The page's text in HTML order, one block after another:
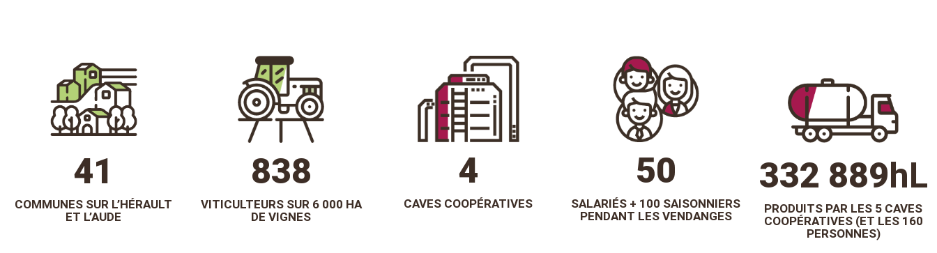
50
COMMUNES SUR L’HÉRAULT
ET L’AUDE
1 000
VITICULTEURS SUR 6 000 HA
DE VIGNES
5
CAVES COOPÉRATIVES
60
SALARIÉS + 100 SAISONNIERS
PENDANT LES VENDANGES
400 000hL
PRODUITS PAR LES 5 CAVES
COOPÉRATIVES (ET LES 160
PERSONNES)